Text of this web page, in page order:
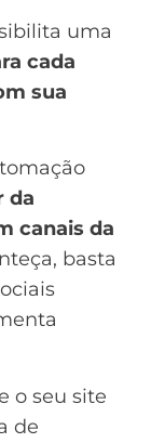
uma
cada
sua
da
canais da
basta
o seu site
de